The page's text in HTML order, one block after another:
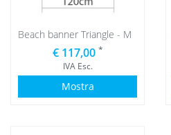
Beach banner Triangle - M
€ 117,00 *
IVA Esc.
Mostra